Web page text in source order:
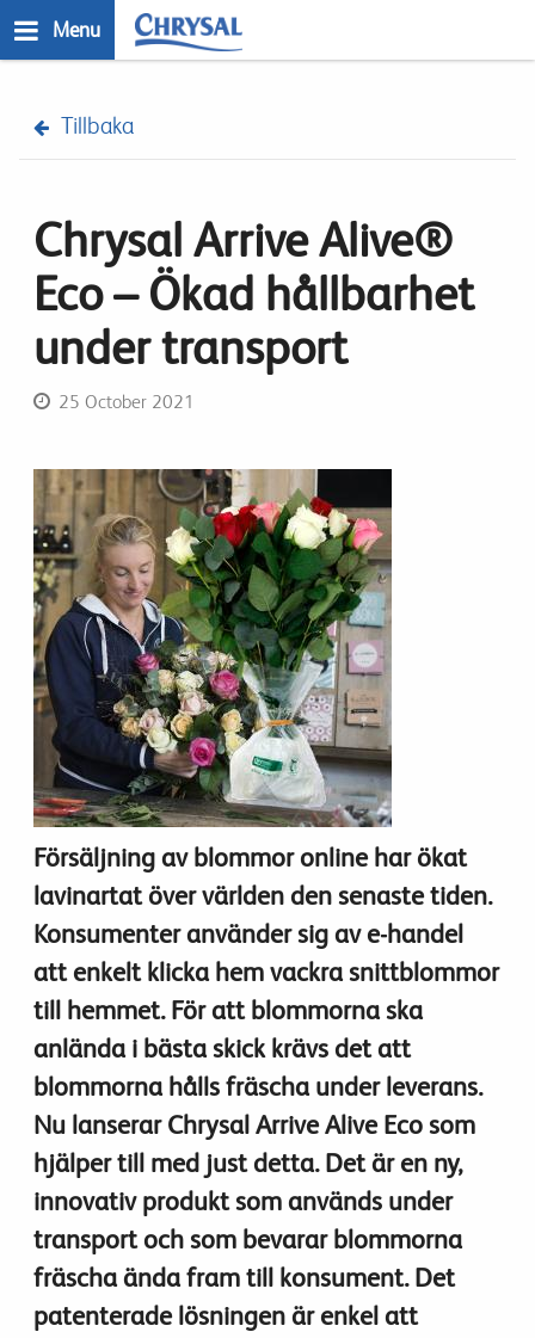
to
Menu
Tillbaka
Chrysal Arrive Alive®
Eco – Ökad hållbarhet
under transport
25 October 2021
Försäljning av blommor online har ökat
lavinartat över världen den senaste tiden.
Konsumenter använder sig av e-handel
att enkelt klicka hem vackra snittblommor
till hemmet. För att blommorna ska
anlända i bästa skick krävs det att
blommorna hålls fräscha under leverans.
Nu lanserar Chrysal Arrive Alive Eco som
hjälper till med just detta. Det är en ny,
innovativ produkt som används under
transport och som bevarar blommorna
fräscha ända fram till konsument. Det
patenterade lösningen är enkel att